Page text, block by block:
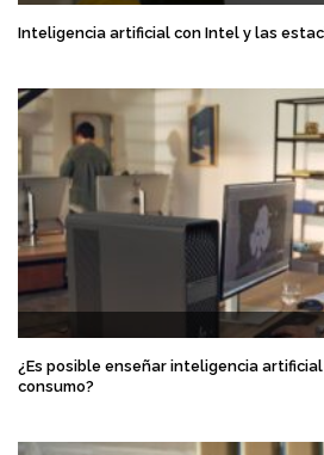
Inteligencia artificial con Intel y las
¿Es posible enseñar inteligencia
consumo?